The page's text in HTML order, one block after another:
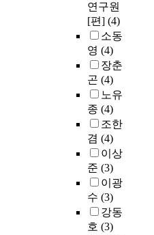
연구원
[편] (4)
소동
영 (4)
장춘
곤 (4)
노유
종 (4)
조한
겸 (4)
이상
준 (3)
이광
수 (3)
강동
호 (3)